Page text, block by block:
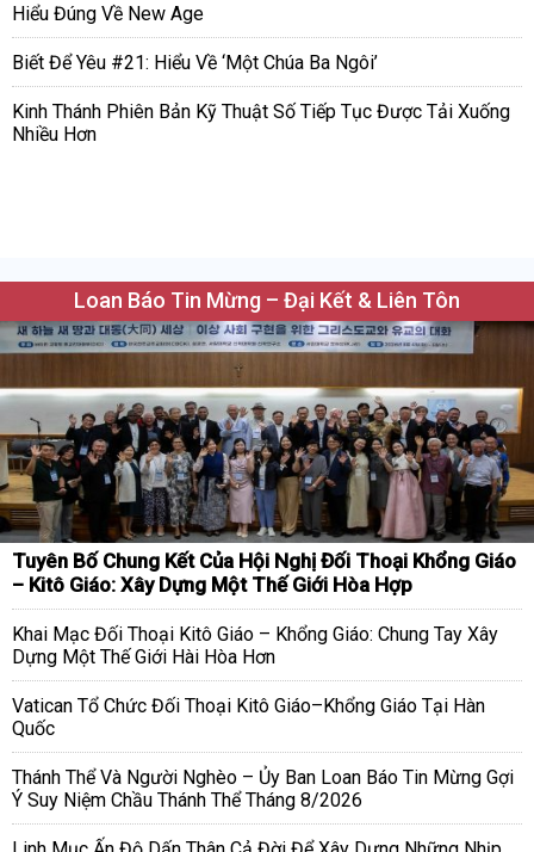
Hiểu Đúng Về New Age
Biết Để Yêu #21: Hiểu Về ‘Một Chúa Ba Ngôi’
Kinh Thánh Phiên Bản Kỹ Thuật Số Tiếp Tục Được Tải Xuống
Nhiều Hơn
Loan Báo Tin Mừng – Đại Kết & Liên Tôn
Tuyên Bố Chung Kết Của Hội Nghị Đối Thoại Khổng Giáo
– Kitô Giáo: Xây Dựng Một Thế Giới Hòa Hợp
Khai Mạc Đối Thoại Kitô Giáo – Khổng Giáo: Chung Tay Xây
Dựng Một Thế Giới Hài Hòa Hơn
Vatican Tổ Chức Đối Thoại Kitô Giáo–Khổng Giáo Tại Hàn
Quốc
Thánh Thể Và Người Nghèo – Ủy Ban Loan Báo Tin Mừng Gợi
Ý Suy Niệm Chầu Thánh Thể Tháng 8/2026